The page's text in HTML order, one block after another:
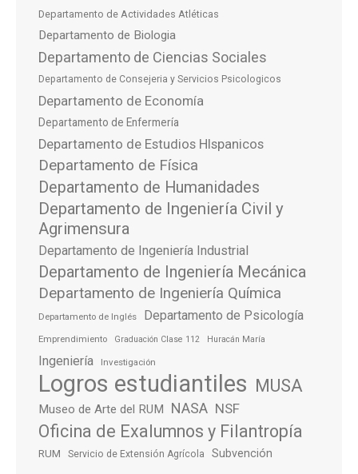
Departamento de Actividades Atléticas
Departamento de Biologia
Departamento de Ciencias Sociales
Departamento de Consejeria y Servicios Psicologicos
Departamento de Economía
Departamento de Enfermería
Departamento de Estudios HIspanicos
Departamento de Física
Departamento de Humanidades
Departamento de Ingeniería Civil y
Agrimensura
Departamento de Ingeniería Industrial
Departamento de Ingeniería Mecánica
Departamento de Ingeniería Química
Departamento de Inglés Departamento de Psicología
Emprendimiento Graduación Clase 112 Huracán María
Ingeniería Investigación
Logros estudiantiles MUSA
Museo de Arte del RUM NASA NSF
Oficina de Exalumnos y Filantropía
RUM Servicio de Extensión Agrícola Subvención